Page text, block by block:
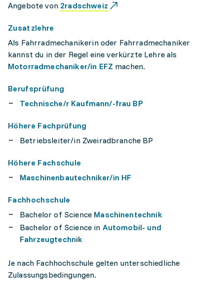
Angebote von 2radschweiz
Zusatzlehre
Als Fahrradmechanikerin oder Fahrradmechaniker
kannst du in der Regel eine verkürzte Lehre als
Motorradmechaniker/in EFZ machen.
Berufsprüfung
Technische/r Kaufmann/-frau BP
Höhere Fachprüfung
Betriebsleiter/in Zweiradbranche BP
Höhere Fachschule
Maschinenbautechniker/in HF
Fachhochschule
Bachelor of Science Maschinentechnik
Bachelor of Science in Automobil- und
Fahrzeugtechnik
Je nach Fachhochschule gelten unterschiedliche
Zulassungsbedingungen.